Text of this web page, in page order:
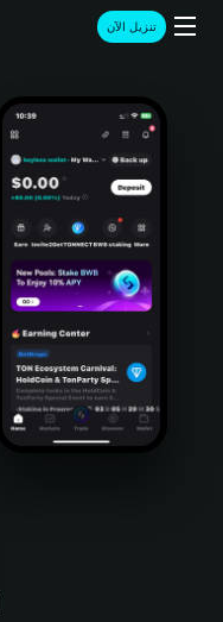
تنزيل الآن